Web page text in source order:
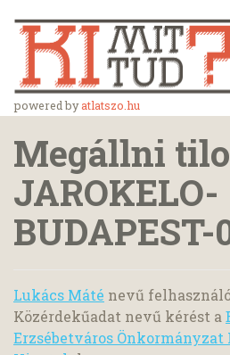
powered byatlatszo.hu
Megállni
JAROKELO-
BUDAPEST-
Lukács Máté nevű
Közérdekűadat nevű kérést a
Erzsébetváros